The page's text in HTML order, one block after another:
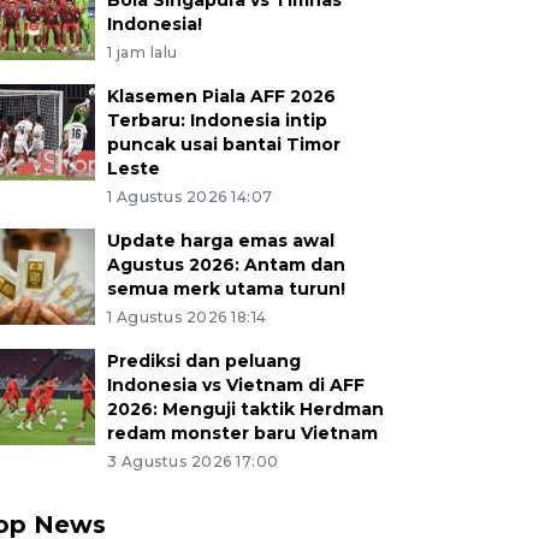
Indonesia!
1 jam lalu
Klasemen Piala AFF 2026
Terbaru: Indonesia intip
puncak usai bantai Timor
Leste
1 Agustus 2026 14:07
Update harga emas awal
Agustus 2026: Antam dan
semua merk utama turun!
1 Agustus 2026 18:14
Prediksi dan peluang
Indonesia vs Vietnam di AFF
2026: Menguji taktik Herdman
redam monster baru Vietnam
3 Agustus 2026 17:00
News